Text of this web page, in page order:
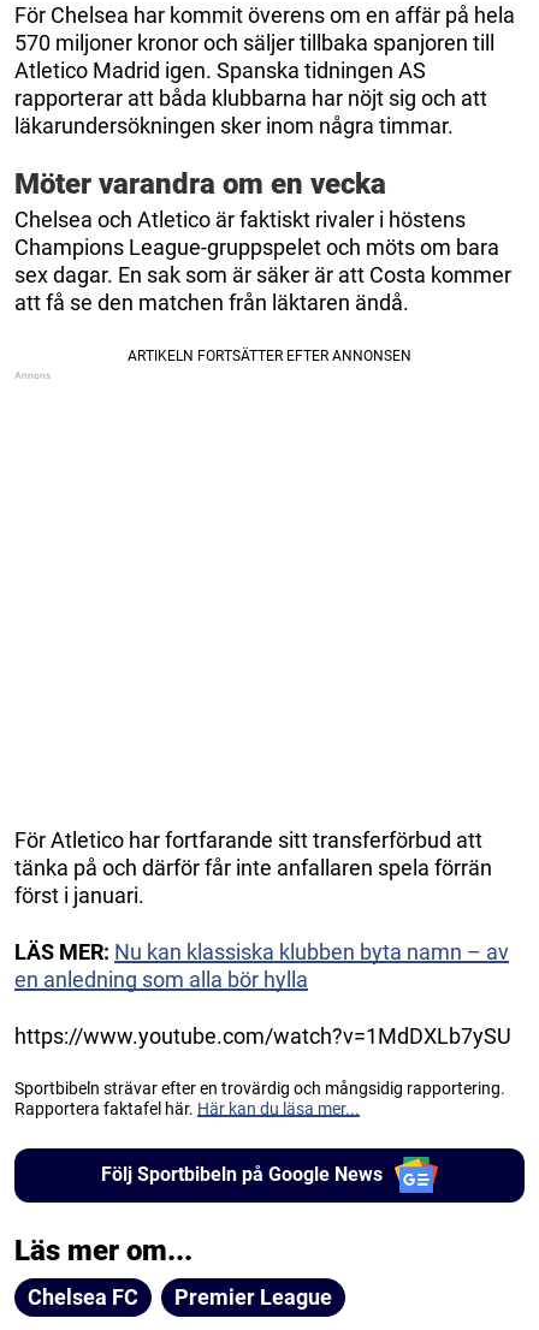
För Chelsea har kommit överens om en affär på hela
570 miljoner kronor och säljer tillbaka spanjoren till
Atletico Madrid igen. Spanska tidningen AS
rapporterar att båda klubbarna har nöjt sig och att
läkarundersökningen sker inom några timmar.
Möter varandra om en vecka
Chelsea och Atletico är faktiskt rivaler i höstens
Champions League-gruppspelet och möts om bara
sex dagar. En sak som är säker är att Costa kommer
att få se den matchen från läktaren ändå.
För Atletico har fortfarande sitt transferförbud att
tänka på och därför får inte anfallaren spela förrän
först i januari.
LÄS MER: Nu kan klassiska klubben byta namn – av
en anledning som alla bör hylla
https://www.youtube.com/watch?v=1MdDXLb7ySU
Sportbibeln strävar efter en trovärdig och mångsidig rapportering.
Rapportera faktafel här. Här kan du läsa mer...
Följ Sportbibeln på Google News
Läs mer om...
Chelsea FC Premier League